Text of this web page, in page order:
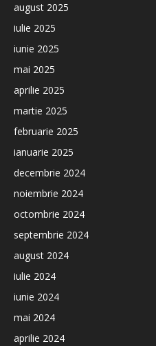
august 2025
iulie 2025
iunie 2025
mai 2025
aprilie 2025
martie 2025
februarie 2025
ianuarie 2025
decembrie 2024
noiembrie 2024
octombrie 2024
septembrie 2024
august 2024
iulie 2024
iunie 2024
mai 2024
aprilie 2024